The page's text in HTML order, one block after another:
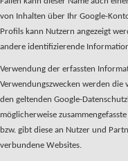
von Inhalten über Ihr Google-
Profils kann Nutzern angezeigt
andere identifizierende
Verwendung der erfassten
Verwendungszwecken werden
den geltenden Google-
möglicherweise
bzw. gibt diese an Nutzer und
verbundene Websites.